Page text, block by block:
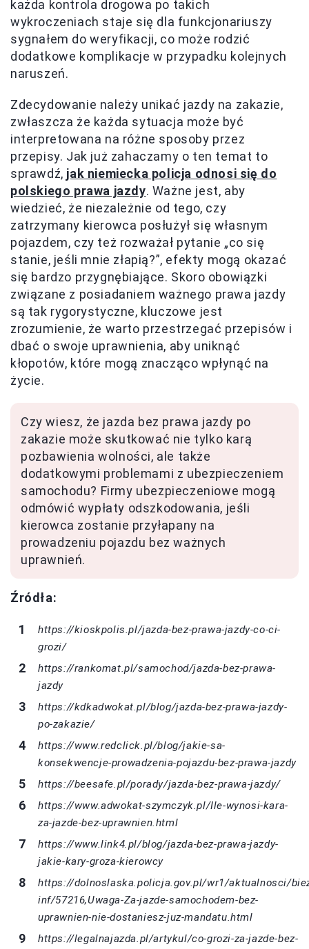
każda kontrola drogowa po takich
wykroczeniach staje się dla funkcjonariuszy
sygnałem do weryfikacji, co może rodzić
dodatkowe komplikacje w przypadku kolejnych
naruszeń.
Zdecydowanie należy unikać jazdy na zakazie,
zwłaszcza że każda sytuacja może być
interpretowana na różne sposoby przez
przepisy. Jak już zahaczamy o ten temat to
sprawdź, jak niemiecka policja odnosi się do
polskiego prawa jazdy. Ważne jest, aby
wiedzieć, że niezależnie od tego, czy
zatrzymany kierowca posłużył się własnym
pojazdem, czy też rozważał pytanie „co się
stanie, jeśli mnie złapią?”, efekty mogą okazać
się bardzo przygnębiające. Skoro obowiązki
związane z posiadaniem ważnego prawa jazdy
są tak rygorystyczne, kluczowe jest
zrozumienie, że warto przestrzegać przepisów i
dbać o swoje uprawnienia, aby uniknąć
kłopotów, które mogą znacząco wpłynąć na
życie.
Czy wiesz, że jazda bez prawa jazdy po
zakazie może skutkować nie tylko karą
pozbawienia wolności, ale także
dodatkowymi problemami z ubezpieczeniem
samochodu? Firmy ubezpieczeniowe mogą
odmówić wypłaty odszkodowania, jeśli
kierowca zostanie przyłapany na
prowadzeniu pojazdu bez ważnych
uprawnień.
Źródła:
https://kioskpolis.pl/jazda-bez-prawa-jazdy-co-ci-
grozi/
https://rankomat.pl/samochod/jazda-bez-prawa-
jazdy
https://kdkadwokat.pl/blog/jazda-bez-prawa-jazdy-
po-zakazie/
https://www.redclick.pl/blog/jakie-sa-
konsekwencje-prowadzenia-pojazdu-bez-prawa-jazdy
https://beesafe.pl/porady/jazda-bez-prawa-jazdy/
https://www.adwokat-szymczyk.pl/Ile-wynosi-kara-
za-jazde-bez-uprawnien.html
https://www.link4.pl/blog/jazda-bez-prawa-jazdy-
jakie-kary-groza-kierowcy
https://dolnoslaska.policja.gov.pl/wr1/aktualnosci/
inf/57216,Uwaga-Za-jazde-samochodem-bez-
uprawnien-nie-dostaniesz-juz-mandatu.html
https://legalnajazda.pl/artykul/co-grozi-za-jazde-bez-